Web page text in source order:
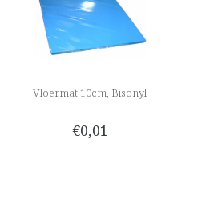
Vloermat 10cm, Bisonyl
€0,01